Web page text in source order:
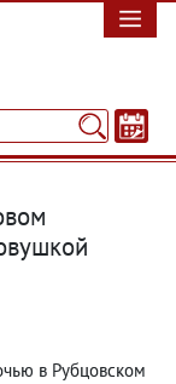
в Рубцовском